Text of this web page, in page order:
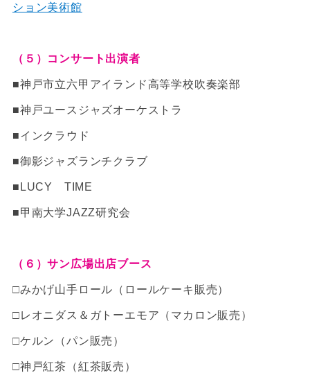
ション美術館
（５）コンサート出演者
■神戸市立六甲アイランド高等学校吹奏楽部
■神戸ユースジャズオーケストラ
■インクラウド
■御影ジャズランチクラブ
■LUCY TIME
■甲南大学JAZZ研究会
（６）サン広場出店ブース
□みかげ山手ロール（ロールケーキ販売）
□レオニダス＆ガトーエモア（マカロン販売）
□ケルン（パン販売）
□神戸紅茶（紅茶販売）